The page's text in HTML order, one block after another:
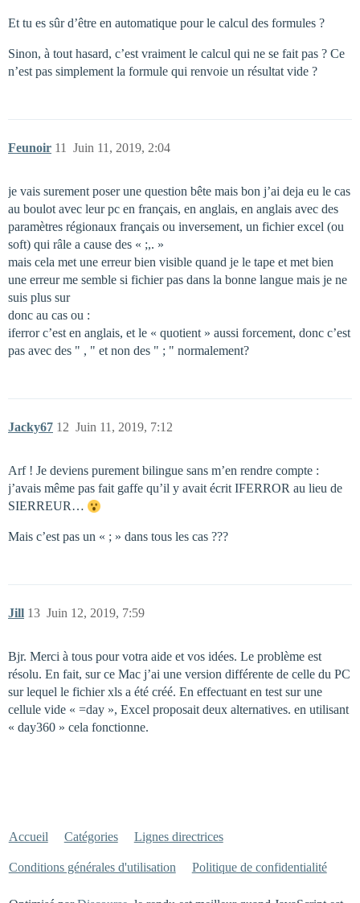
Et tu es sûr d’être en automatique pour le calcul des formules ?
Sinon, à tout hasard, c’est vraiment le calcul qui ne se fait pas ? Ce
n’est pas simplement la formule qui renvoie un résultat vide ?
Feunoir Juin 11, 2019, 2:04
11
je vais surement poser une question bête mais bon j’ai deja eu le cas
au boulot avec leur pc en français, en anglais, en anglais avec des
paramètres régionaux français ou inversement, un fichier excel (ou
soft) qui râle a cause des « ;,. »
mais cela met une erreur bien visible quand je le tape et met bien
une erreur me semble si fichier pas dans la bonne langue mais je ne
suis plus sur
donc au cas ou :
iferror c’est en anglais, et le « quotient » aussi forcement, donc c’est
pas avec des " , " et non des " ; " normalement?
Jacky67 Juin 11, 2019, 7:12
12
Arf ! Je deviens purement bilingue sans m’en rendre compte :
j’avais même pas fait gaffe qu’il y avait écrit IFERROR au lieu de
SIERREUR…
Mais c’est pas un « ; » dans tous les cas ???
Jill Juin 12, 2019, 7:59
13
Bjr. Merci à tous pour votra aide et vos idées. Le problème est
résolu. En fait, sur ce Mac j’ai une version différente de celle du PC
sur lequel le fichier xls a été créé. En effectuant en test sur une
cellule vide « =day », Excel proposait deux alternatives. en utilisant
« day360 » cela fonctionne.
Accueil Catégories Lignes directrices
Conditions générales d'utilisation Politique de confidentialité